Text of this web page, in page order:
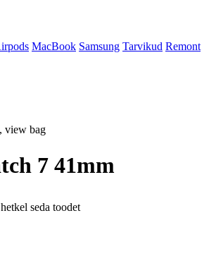
MacBook Samsung Tarvikud Remont
view bag
7 41mm
seda toodet